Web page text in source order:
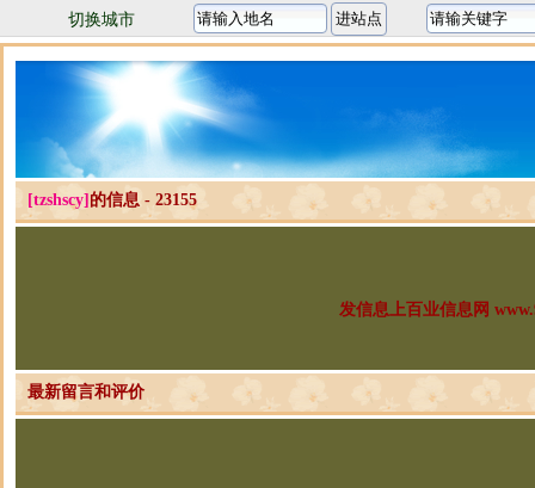
切换城市
[tzshscy] 的信息 - 23155
发信息上百业信息网
最新留言和评价